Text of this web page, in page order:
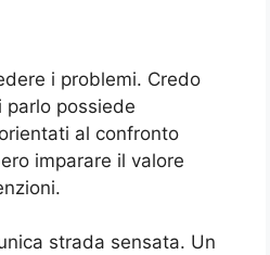
i problemi. Credo
parlo possiede
al confronto
imparare il valore
strada sensata. Un